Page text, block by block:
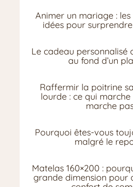
Animer un mariage : les
idées pour
Le cadeau personnalisé
au fond d’un
Raffermir la poitrine
lourde : ce qui
marche
Pourquoi êtes-vous
malgré le
Matelas 160×200 :
grande dimension pour